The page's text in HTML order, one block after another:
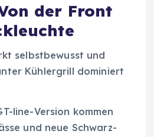
der Front
selbstbewusst und
Kühlergrill dominiert
line-Version kommen
und neue Schwarz-